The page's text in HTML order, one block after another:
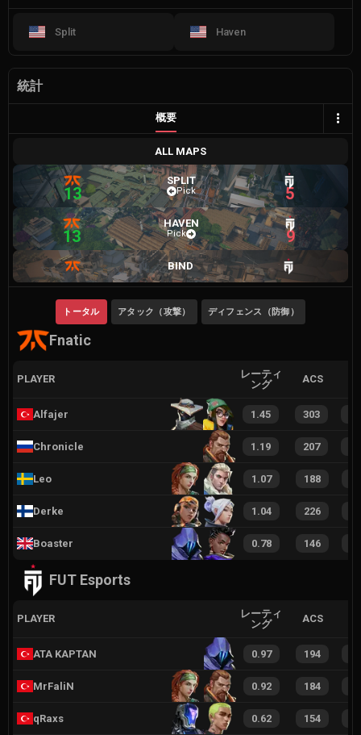
Split Haven
統計
概要
ALL MAPS
13
SPLIT
Pick 5
13
HAVEN
Pick 9
BIND
Fnatic
トータル アタック（攻撃） ディフェンス（防御）
PLAYER
レーティ
ング
ACS
Alfajer 1.45 303
Chronicle 1.19 207
Leo 1.07 188
Derke 1.04 226
Boaster 0.78 146
FUT Esports
PLAYER
レーティ
ング
ACS
ATA KAPTAN 0.97 194
MrFaliN 0.92 184
qRaxs 0.62 154